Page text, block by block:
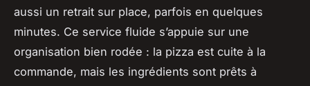
aussi un retrait sur place, parfois en quelques
minutes. Ce service fluide s’appuie sur une
organisation bien rodée : la pizza est cuite à la
commande, mais les ingrédients sont prêts à